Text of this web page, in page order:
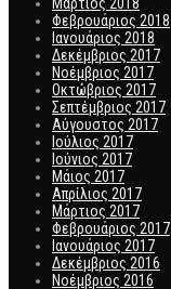
Φεβρουάριος 2018
Ιανουάριος 2018
Δεκέμβριος 2017
Νοέμβριος 2017
Οκτώβριος 2017
Σεπτέμβριος 2017
Αύγουστος 2017
Ιούλιος 2017
Ιούνιος 2017
Μάιος 2017
Απρίλιος 2017
Μάρτιος 2017
Φεβρουάριος 2017
Ιανουάριος 2017
Δεκέμβριος 2016
Νοέμβριος 2016